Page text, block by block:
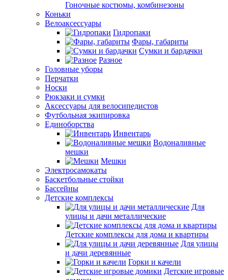
Гоночные костюмы, комбинезоны
Коньки
Велоаксессуары
Гидропаки
Фары, габариты
Сумки и бардачки
Разное
Головные уборы
Перчатки
Носки
Рюкзаки и сумки
Аксессуары для велосипедистов
Футбольная экипировка
Единоборства
Инвентарь
Водоналивные
мешки
Мешки
Электросамокаты
Баскетбольные стойки
Бассейны
Детские комплексы
Для
улицы и дачи металлические
Детские комплексы для дома и квартиры
Для улицы
и дачи деревянные
Горки и качели
Детские игровые